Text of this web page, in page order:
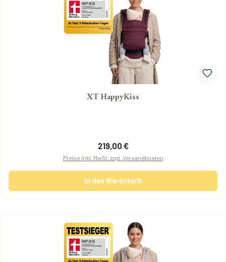
XT HappyKiss
Regulärer Preis:
219,00 €
Preise inkl. MwSt. zzgl. Versandkosten
In den Warenkorb